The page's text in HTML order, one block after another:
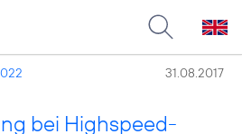
31.08.2017
bei Highspeed-